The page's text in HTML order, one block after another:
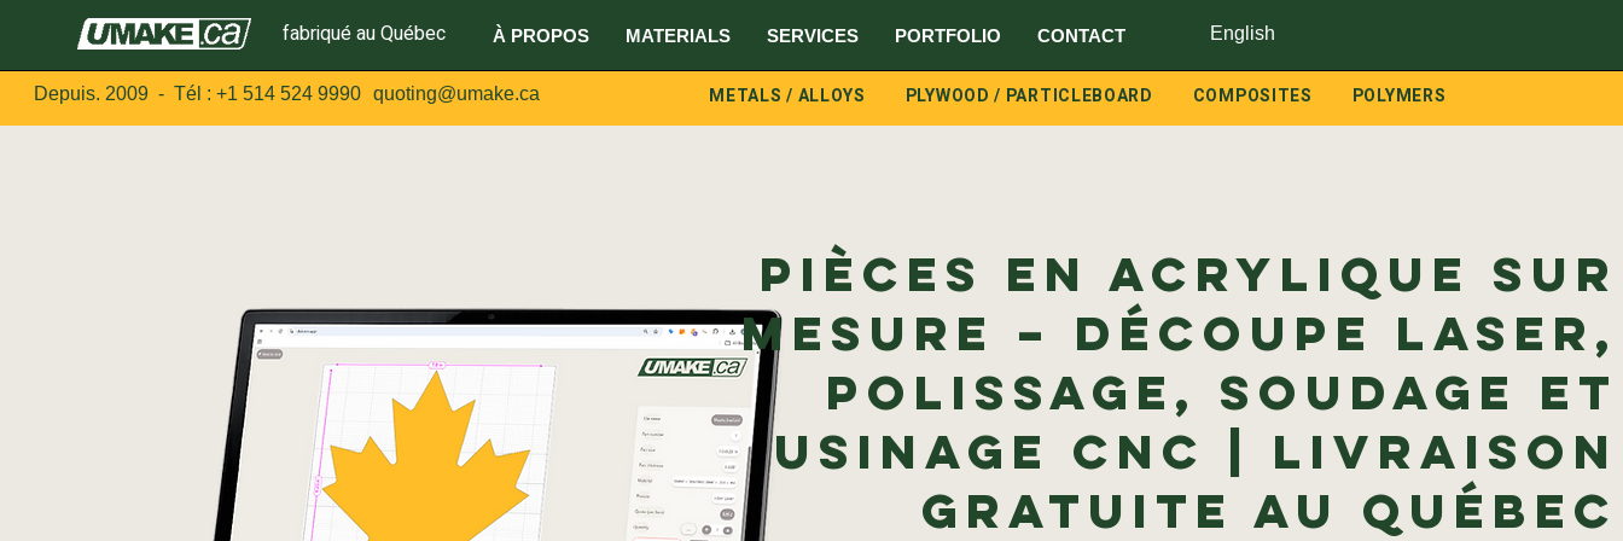
fabriqué au Québec À PROPOS MATERIALS SERVICES PORTFOLIO CONTACT English
Depuis. 2009 - Tél : +1 514 524 9990 quoting@umake.ca METALS / ALLOYS PLYWOOD / PARTICLEBOARD COMPOSITES POLYMERS
Pièces en acrylique sur
mesure – Découpe laser,
polissage, soudage et
usinage CNC | Livraison
gratuite au Québec